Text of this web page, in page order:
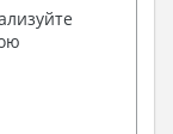
у
любым